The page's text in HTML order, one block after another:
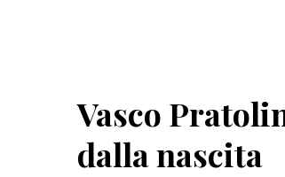
Vasco
dalla nascita